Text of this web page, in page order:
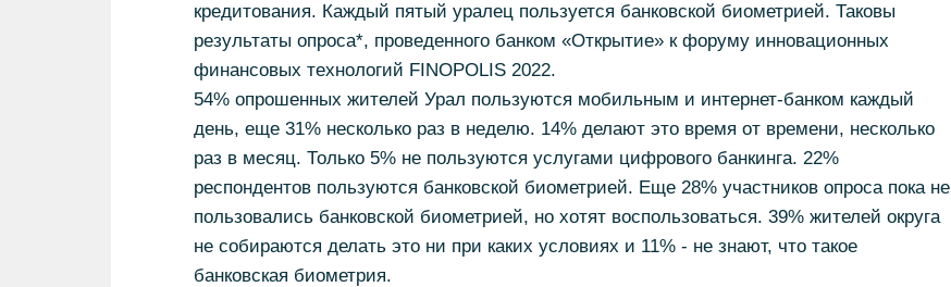
кредитования. Каждый пятый уралец пользуется банковской биометрией. Таковы
результаты опроса*, проведенного банком «Открытие» к форуму инновационных
финансовых технологий FINOPOLIS 2022.
54% опрошенных жителей Урал пользуются мобильным и интернет-банком каждый
день, еще 31% несколько раз в неделю. 14% делают это время от времени, несколько
раз в месяц. Только 5% не пользуются услугами цифрового банкинга. 22%
респондентов пользуются банковской биометрией. Еще 28% участников опроса пока не
пользовались банковской биометрией, но хотят воспользоваться. 39% жителей округа
не собираются делать это ни при каких условиях и 11% - не знают, что такое
банковская биометрия.